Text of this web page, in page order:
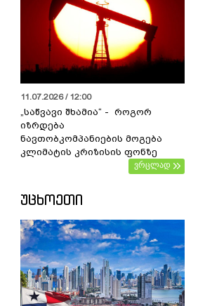
11.07.2026 / 12:00
„საწვავი შხამია“ - როგორ
იზრდება
ნავთობკომპანიების მოგება
კლიმატის კრიზისის ფონზე
ვრცლად
ᲣᲪᲮᲝᲔᲗᲘ